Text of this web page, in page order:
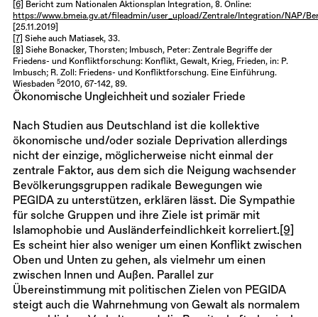
[6]
Bericht zum Nationalen Aktionsplan Integration, 8. Online:
https://www.bmeia.gv.at/fileadmin/user_upload/Zentrale/Integration/NAP/
[25.11.2019]
[7] Siehe auch Matiasek, 33.
[8] Siehe Bonacker, Thorsten; Imbusch, Peter: Zentrale Begriffe der
Friedens- und Konfliktforschung: Konflikt, Gewalt, Krieg, Frieden, in: P.
Imbusch; R. Zoll: Friedens- und Konfliktforschung. Eine Einführung.
Wiesbaden 52010, 67-142, 89.
Ökonomische Ungleichheit und sozialer Friede
Nach Studien aus Deutschland ist die kollektive
ökonomische und/oder soziale Deprivation allerdings
nicht der einzige, möglicherweise nicht einmal der
zentrale Faktor, aus dem sich die Neigung wachsender
Bevölkerungsgruppen radikale Bewegungen wie
PEGIDA zu unterstützen, erklären lässt. Die Sympathie
für solche Gruppen und ihre Ziele ist primär mit
Islamophobie und Ausländerfeindlichkeit korreliert. [9]
Es scheint hier also weniger um einen Konflikt zwischen
Oben und Unten zu gehen, als vielmehr um einen
zwischen Innen und Außen. Parallel zur
Übereinstimmung mit politischen Zielen von PEGIDA
steigt auch die Wahrnehmung von Gewalt als normalem